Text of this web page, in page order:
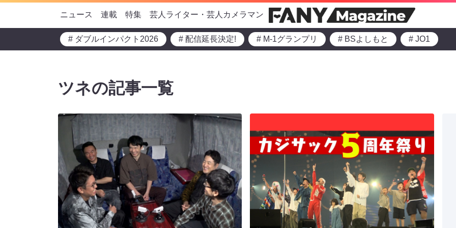
ニュース 連載 特集 芸人ライター・芸人カメラマン
# ダブルインパクト2026 # 配信延長決定! # M-1グランプリ # BSよしもと # JO1
ツネの記事一覧